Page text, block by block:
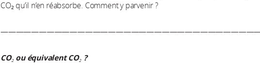
CO₂ qu’il n’en réabsorbe. Comment y parvenir ?
CO₂ ou équivalent CO₂ ?